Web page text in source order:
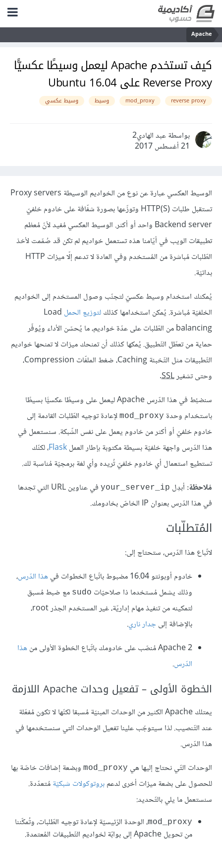
Apache
كيف تستخدم Apache ليعمل وسيطًا عكسيًّا
Reverse Proxy على Ubuntu 16.04
reverse proxy
mod_proxy وسيط وسيط عكسي
بواسطة عبد الهادي2
21 أغسطس 2017
الوسيط العكسي عبارة عن نوع من الخواديم الوسيطة Proxy servers
تستقبل طلبات HTTP(S) وتوزّعها بصورة شفّافة على خادوم خلفيّ
Backend server واحد أو أكثر. الوسيط العكسي مُفيد لأنّ مُعظم
تطبيقات الويب في أيّامنا هذه تستعمل خواديم لم تكن قد صُمّمت لأخذ
الطّلبات مُباشرة من المُستخدم وفي العادة لا تدعم إلّا ميزات HTTP
بدائيّة.
يُمكنك استخدام وسيط عكسيّ لتجنّب وصول المستخدم إلى الخواديم
الخلفيّة مُباشرة. يُمكن استخدامها كذلكلتوزيع الحمل Load
balancing من الطّلبات على عدّة خواديم، ما يُحسّن الأداء ويُوفّر
حماية من تعطّل التّطبيق. يُمكها كذلك أن تمنحك ميزات لا تمنحها خواديم
التّطبيقات مثل التّخبئة Caching، ضغط الملفّات Compression،
وحتى تشفيرSSL
.
سنضبُط في هذا الدّرس Apache ليعمل على وسيطًا عكسيًّا بسيطًا
باستخدام وحدة mod_proxy لإعادة توجيه الطّلبات القادمة إلى
خادوم خلفيّ أو أكثر من خادوم يعمل على نفس الشّبكة. سنستعمل في
هذا الدّرس واجهة خلفيّة بسيطة مكتوبة بإطار العملFlask، لكنّك
تستطيع استعمال أي خادوم خلفيّ تُريده وأي لغة برمجيّة مُناسبة لك.
مُلاحظة: أبدِل your_server_ip
في عناوين URL التي تجدها
في هذا الدّرس بعنوان IP الخاصّ بخادومك.
المُتطلّبات
لاتّباع هذا الدّرس، ستحتاج إلى:
خادوم أوبونتو 16.04 مضبوط باتّباع الخطوات في
هذا الدّرس،
وذلك يشمل مُستخدما ذا صلاحيّات sudo مع ضبط مُسبق
لتمكينه من تنفيذ مهام إداريّة، غير المستخدم الجذر root،
بالإضافة إلىجدار ناري.
Apache 2 مُنصّب على خادومك باتّباع الخطوة الأولى من
هذا
الدّرس.
الخطوة الأولى – تفعيل وحدات Apache اللازمة
يمتلك Apache الكثير من الوحدات المبنيّة مُسبقا لكنّها لا تكون مُفعّلة
عند التّنصيب. لذا سيتوجّب علينا تفعيل الوحدات التي سنستخدمها في
هذا الدّرس.
الوحدات التّي نحتاج إليها هي mod_proxy وبضعة إضافات خاصّة بها
للحصول على بضعة ميزات أخرى لدعمبروتوكولات شبكيّةمُتعدّدة.
سنستعمل ما يلي بالتّحديد:
mod_proxy، الوحدة الرّئيسيّة لإعادة توجيه الطّلبات، وتُمكّننا
من تحويل Apache إلى بوابّة لخواديم التّطبيقات المُعتمدة.